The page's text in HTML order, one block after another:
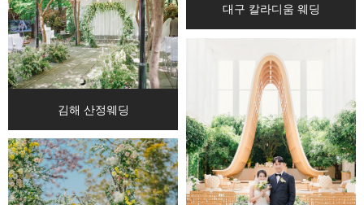
대구 칼라디움 웨딩
김해 산정웨딩